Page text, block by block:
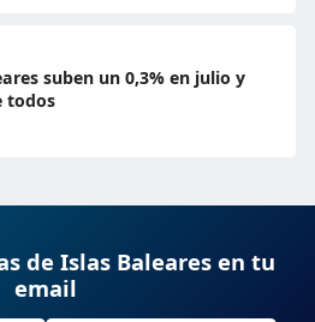
suben un 0,3% en julio y
todos
de Islas Baleares en tu
email